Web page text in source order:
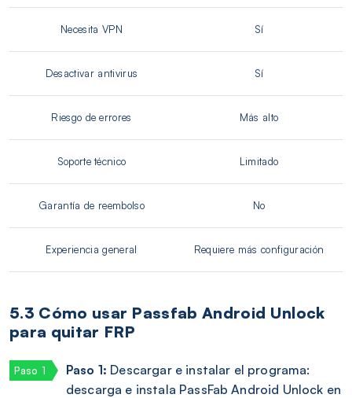
Necesita VPN Sí
Desactivar antivirus Sí
Riesgo de errores Más alto
Soporte técnico Limitado
Garantía de reembolso No
Experiencia general Requiere más configuración
5.3 Cómo usar Passfab Android Unlock
para quitar FRP
Paso 1: Descargar e instalar el programa:
descarga e instala PassFab Android Unlock en